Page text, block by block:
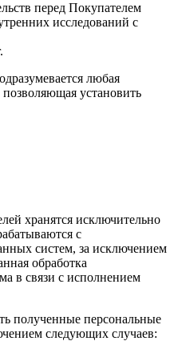
перед Покупателем
исследований с
любая
установить
хранятся исключительно
с
систем, за исключением
обработка
в связи с исполнением
полученные персональные
следующих случаев: